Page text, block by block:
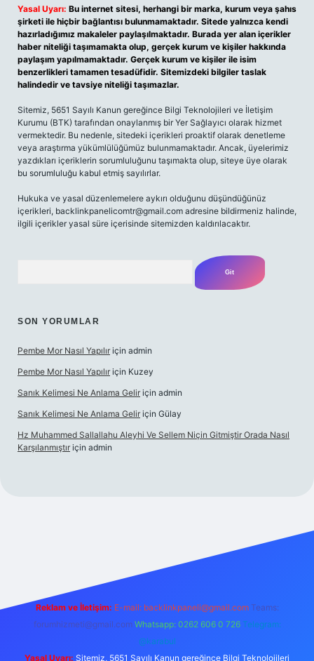
Yasal Uyarı: Bu internet sitesi, herhangi bir marka, kurum veya şahıs
şirketi ile hiçbir bağlantısı bulunmamaktadır. Sitede yalnızca kendi
hazırladığımız makaleler paylaşılmaktadır. Burada yer alan içerikler
haber niteliği taşımamakta olup, gerçek kurum ve kişiler hakkında
paylaşım yapılmamaktadır. Gerçek kurum ve kişiler ile isim
benzerlikleri tamamen tesadüfidir. Sitemizdeki bilgiler taslak
halindedir ve tavsiye niteliği taşımazlar.
Sitemiz, 5651 Sayılı Kanun gereğince Bilgi Teknolojileri ve İletişim
Kurumu (BTK) tarafından onaylanmış bir Yer Sağlayıcı olarak hizmet
vermektedir. Bu nedenle, sitedeki içerikleri proaktif olarak denetleme
veya araştırma yükümlülüğümüz bulunmamaktadır. Ancak, üyelerimiz
yazdıkları içeriklerin sorumluluğunu taşımakta olup, siteye üye olarak
bu sorumluluğu kabul etmiş sayılırlar.
Hukuka ve yasal düzenlemelere aykırı olduğunu düşündüğünüz
içerikleri, backlinkpanelicomtr@gmail.com adresine bildirmeniz halinde,
ilgili içerikler yasal süre içerisinde sitemizden kaldırılacaktır.
SON YORUMLAR
Pembe Mor Nasıl Yapılır için admin
Pembe Mor Nasıl Yapılır için Kuzey
Sanık Kelimesi Ne Anlama Gelir için admin
Sanık Kelimesi Ne Anlama Gelir için Gülay
Hz Muhammed Sallallahu Aleyhi Ve Sellem Niçin Gitmiştir Orada Nasıl
Karşılanmıştır için admin
Reklam ve İletişim: E-mail: backlinkpaneli@gmail.com Teams:
forumhizmeti@gmail.com Whatsapp: 0262 606 0 726 Telegram:
@karabul
Yasal Uyarı: Sitemiz, 5651 Sayılı Kanun gereğince Bilgi Teknolojileri